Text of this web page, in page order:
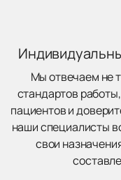
Мы отвечаем не
стандартов
пациентов и
наши специалисты
свои